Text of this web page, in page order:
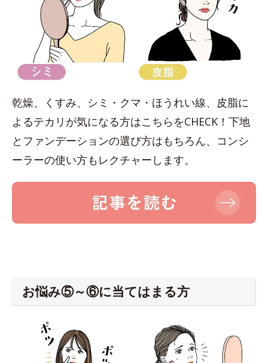
乾燥、くすみ、シミ・クマ・ほうれい線、皮脂に
よるテカリが気になる方はこちらをCHECK！下地
とファンデーションの選び方はもちろん、コンシ
ーラーの使い方もレクチャーします。
お悩み⑤～⑥に当てはまる方